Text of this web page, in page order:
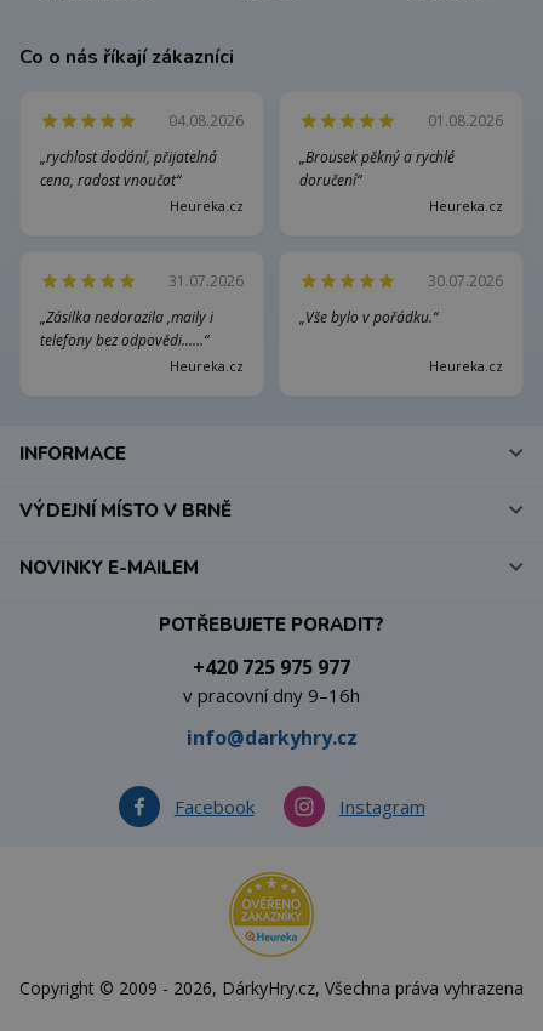
Co o nás říkají zákazníci
04.08.2026
„rychlost dodání, přijatelná
cena, radost vnoučat“
Heureka.cz
01.08.2026
„Brousek pěkný a rychlé
doručení“
Heureka.cz
31.07.2026
„Zásilka nedorazila ,maily i
telefony bez odpovědi......“
Heureka.cz
30.07.2026
„Vše bylo v pořádku.“
Heureka.cz
INFORMACE
VÝDEJNÍ MÍSTO V BRNĚ
POTŘEBUJETE PORADIT?
+420 725 975 977
v pracovní dny 9–16h
info@darkyhry.cz
Facebook Instagram
NOVINKY E-MAILEM
Copyright © 2009 - 2026, DárkyHry.cz, Všechna práva vyhrazena